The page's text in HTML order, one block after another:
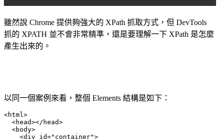
雖然說 Chrome 提供夠強大的 XPath 抓取方式，但 DevTools
抓的 XPATH 並不會非常精準，還是要理解一下 XPath 是怎麼
產生出來的。
以同一個案例來看，整個 Elements 結構是如下：
<html>